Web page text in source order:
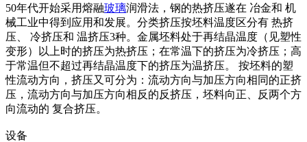
50年代开始采用熔融玻璃润滑法，钢的热挤压遂在 冶金和 机
械工业中得到应用和发展。分类挤压按坯料温度区分有 热挤
压、 冷挤压和 温挤压3种。金属坯料处于再结晶温度（见塑性
变形）以上时的挤压为热挤压；在常温下的挤压为冷挤压；高
于常温但不超过再结晶温度下的挤压为温挤压。 按坯料的塑
性流动方向，挤压又可分为：流动方向与加压方向相同的正挤
压，流动方向与加压方向相反的反挤压，坯料向正、反两个方
向流动的 复合挤压。
设备